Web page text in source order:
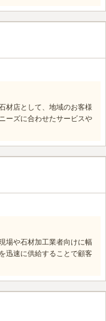
材店として、地域のお客様
ーズに合わせたサービスや
場や石材加工業者向けに幅
迅速に供給することで顧客